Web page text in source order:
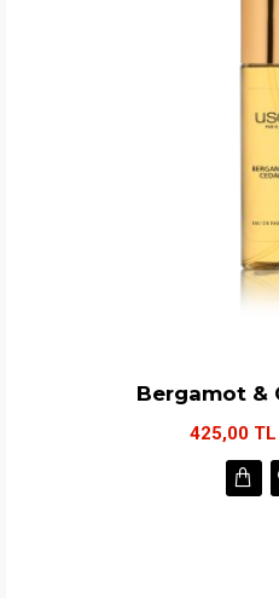
Bergamot &
425,00 TL